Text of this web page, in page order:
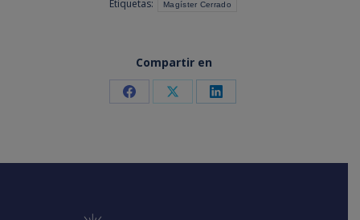
Etiquetas:
Magíster Cerrado
Compartir en
Share Share Share